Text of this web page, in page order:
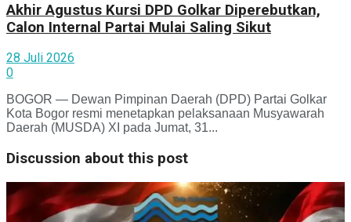
Akhir Agustus Kursi DPD Golkar Diperebutkan,
Calon Internal Partai Mulai Saling Sikut
28 Juli 2026
0
BOGOR — Dewan Pimpinan Daerah (DPD) Partai Golkar
Kota Bogor resmi menetapkan pelaksanaan Musyawarah
Daerah (MUSDA) XI pada Jumat, 31...
Discussion about this post